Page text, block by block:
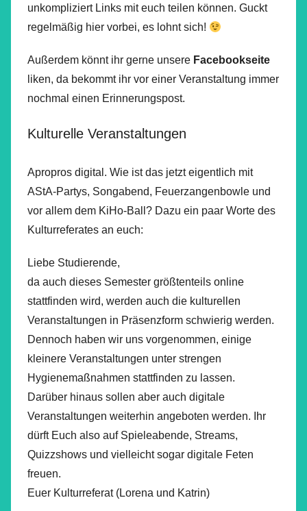
unkompliziert Links mit euch teilen können. Guckt
regelmäßig hier vorbei, es lohnt sich!
Außerdem könnt ihr gerne unsere Facebookseite
liken, da bekommt ihr vor einer Veranstaltung immer
nochmal einen Erinnerungspost.
Kulturelle Veranstaltungen
Apropros digital. Wie ist das jetzt eigentlich mit
AStA-Partys, Songabend, Feuerzangenbowle und
vor allem dem KiHo-Ball? Dazu ein paar Worte des
Kulturreferates an euch:
Liebe Studierende,
da auch dieses Semester größtenteils online
stattfinden wird, werden auch die kulturellen
Veranstaltungen in Präsenzform schwierig werden.
Dennoch haben wir uns vorgenommen, einige
kleinere Veranstaltungen unter strengen
Hygienemaßnahmen stattfinden zu lassen.
Darüber hinaus sollen aber auch digitale
Veranstaltungen weiterhin angeboten werden. Ihr
dürft Euch also auf Spieleabende, Streams,
Quizzshows und vielleicht sogar digitale Feten
freuen.
Euer Kulturreferat (Lorena und Katrin)